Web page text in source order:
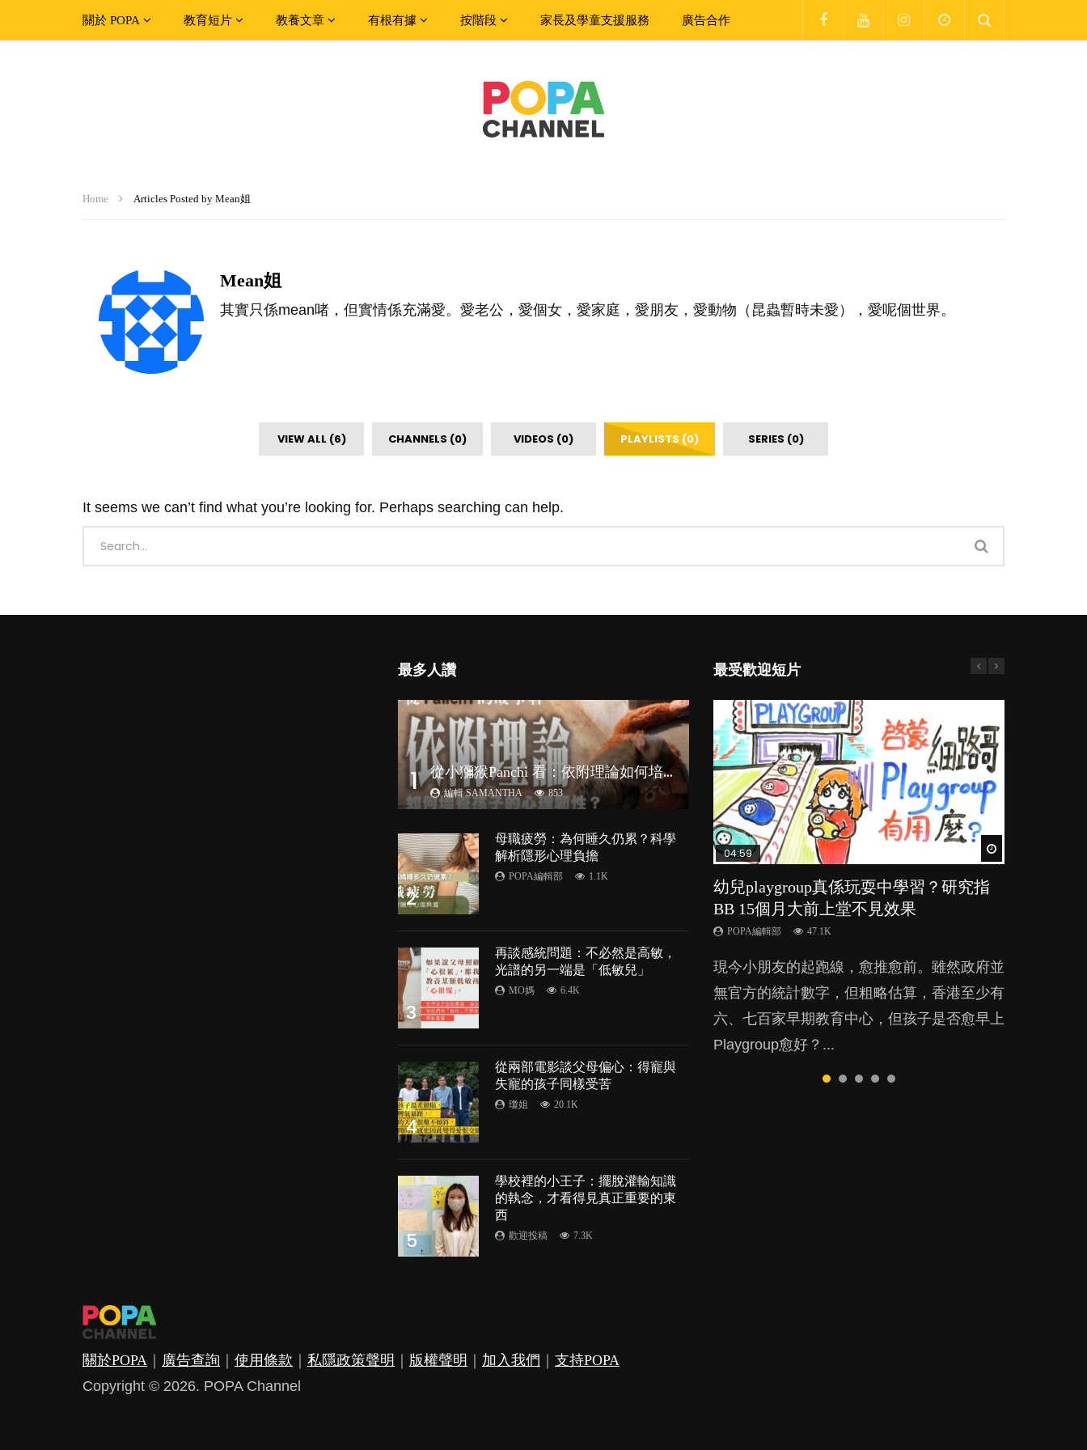
關於 POPA 教育短片 教養文章 有根有據 按階段 家長及學童支援服務 廣告合作
Home Articles Posted by Mean姐
Mean姐
其實只係mean啫，但實情係充滿愛。愛老公，愛個女，愛家庭，愛朋友，愛動物（昆蟲暫時未愛），愛呢個世界。
VIEW ALL (6) CHANNELS (0) VIDEOS (0) PLAYLISTS (0) SERIES (0)
It seems we can’t find what you’re looking for. Perhaps searching can help.
最多人讚
1 從
小獼猴Panchi 看：依附理論如何培養孩子心理韌性？
編輯 SAMANTHA 853
2
母職疲勞：為何睡久仍累？科學
解析隱形心理負擔
POPA編輯部 1.1K
3
再談感統問題：不必然是高敏，
光譜的另一端是「低敏兒」
MO媽 6.4K
4
從兩部電影談父母偏心：得寵與
失寵的孩子同樣受苦
瓊姐 20.1K
5
學校裡的小王子：擺脫灌輸知識
的執念，才看得見真正重要的東
西
歡迎投稿 7.3K
最受歡迎短片
04:59
幼兒playgroup真係玩耍中學習？研究指
BB 15個月大前上堂不見效果
POPA編輯部 47.1K
現今小朋友的起跑線，愈推愈前。雖然政府並
無官方的統計數字，但粗略估算，香港至少有
六、七百家早期教育中心，但孩子是否愈早上
Playgroup愈好？...
03:39
幼稚園遊戲課 如何刺激幼兒自發學習取
代獎勵與懲罰？
POPA編輯部 33.1K
由美國學者所創的 tools of the mind 課程，學
生以遊戲方式學習，學術能力和自制能力亦明
顯比其他小朋友優勝，到底這課程有何特別之
處？...
03:02
老公患產後憂鬱症對BB的影響
POPA編輯部 15.9K
後抑鬱，影響日常生活，嚴重的甚至會有自
殺，或傷害小朋友的念頭。但為何爸爸患上產
後抑鬱往往難以察覺？...
04:06
全職好？在職好？｜全職媽媽與在職媽媽
的壓力與價值
POPA編輯部 25.8K
許多媽媽心底可能都有一刻掙扎過：究竟全職
好，還是在職好。雖說每個家庭都有自己的獨
特狀況和考慮因素，但原來全職和在職媽媽所
養育的子女其實都各有擅長。...
03:41
BB口腔期乜都放入口，父母該制止還是
放手？
POPA編輯部 25.5K
BB最喜歡隨手拿起什麼都放入口中，有人說
一旦養成吮手指的習慣，大個就很難戒，但原
來一刀切阻止他們放東西入口，隨時會影響孩
子的身心發展？...
關於POPA 廣告查詢 使用條款 私隱政策聲明 版權聲明 加入我們
支持POPA
Copyright © 2026. POPA Channel